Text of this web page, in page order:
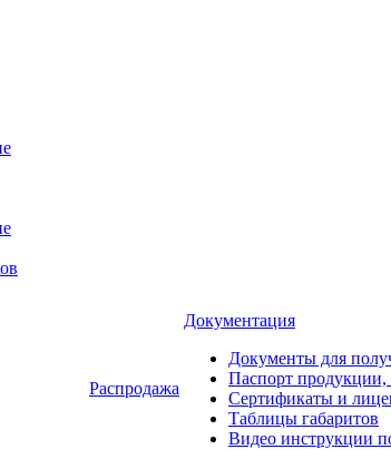
Распродажа
Документация
Документы для
Паспорт продукции,
Сертификаты и
Таблицы габаритов
Видео инструкции